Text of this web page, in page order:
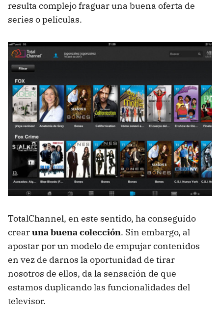
resulta complejo fraguar una buena oferta de
series o películas.
TotalChannel, en este sentido, ha conseguido
crearuna buena colección. Sin embargo, al
apostar por un modelo de empujar contenidos
en vez de darnos la oportunidad de tirar
nosotros de ellos, da la sensación de que
estamos duplicando las funcionalidades del
televisor.